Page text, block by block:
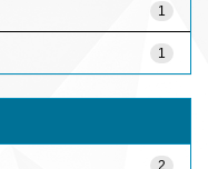
1
1
2